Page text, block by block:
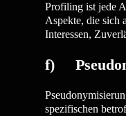
Profiling ist jede
Aspekte, die sich
Interessen,
f)
spezifischen